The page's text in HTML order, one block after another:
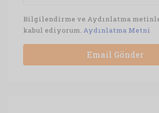
Bilgilendirme ve Aydınlatma
kabul ediyorum. Aydınlatma Metni
Email Gönder